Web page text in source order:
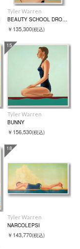
Tyler Warren
BEAUTY SCHOOL DROP OUT
￥135,300(税込)
15
Tyler Warren
BUNNY
￥156,530(税込)
18
Tyler Warren
NARCOLEPSI
￥143,770(税込)